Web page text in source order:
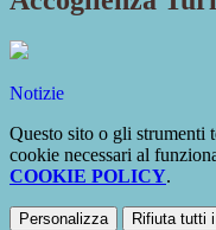
Notizie
Questo sito o gli strumenti
cookie necessari al
COOKIE POLICY.
Personalizza Rifiuta tutti